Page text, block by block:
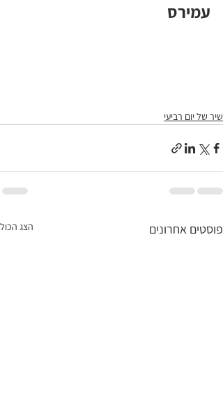
עמירס
שיר של יום רביעי
פוסטים אחרונים הצג הכול